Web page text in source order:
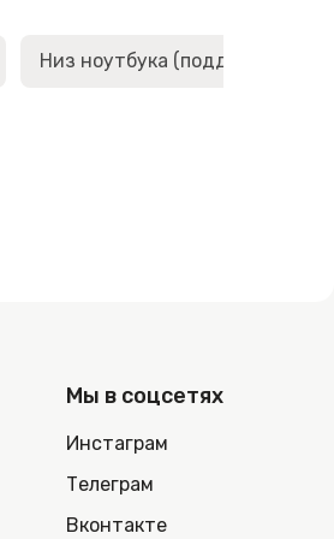
Низ ноутбука (поддон,
Мы в соцсетях
Инстаграм
Телеграм
Вконтакте